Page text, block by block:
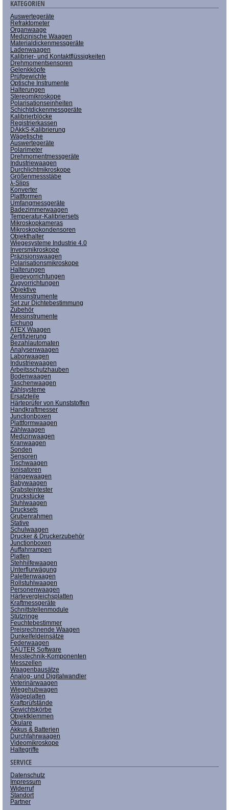
KATEGORIEN
Auswertegeräte
Refraktometer
Organwaage
Medizinische Waagen
Materialdickenmessgeräte
Ladenwaagen
Kalibrier- und Kontaktflüssigkeiten
Drehmomentsensoren
Gelenkköpfe
Prüfgewichte
Optische Instrumente
Halterungen
Stereomikroskope
Polarisationseinheiten
Schichtdickenmessgeräte
Kalibrierblöcke
Registrierkassen
DAkkS-Kalibrierung
Wägetische
Auswertegeräte
Polarimeter
Drehmomentmessgeräte
Industriewaagen
Durchlichtmikroskope
Größenmessstäbe
λ-Slips
Konverter
Plattformen
Umfangmessgeräte
Badezimmerwaagen
Temperatur-Kalibriersets
Mikroskopkameras
Mikroskopkondensoren
Objekthalter
Wiegesysteme Industrie 4.0
Inversmikroskope
Präzisionswaagen
Polarisationsmikroskope
Halterungen
Biegevorrichtungen
Zugvorrichtungen
Objektive
Messinstrumente
Set zur Dichtebestimmung
Zubehör
Messinstrumente
Eichung
ATEX Waagen
Zertifizierung
Bezahlautomaten
Analysenwaagen
Laborwaagen
Industriewaagen
Arbeitsschutzhauben
Bodenwaagen
Taschenwaagen
Zählsysteme
Ersatzteile
Härteprüfer von Kunststoffen
Handkraftmesser
Junctionboxen
Plattformwaagen
Zählwaagen
Medizinwaagen
Kranwaagen
Sonden
Sensoren
Tischwaagen
Ionisatoren
Hängewaagen
Babywaagen
Grabsteintester
Druckstücke
Stuhlwaagen
Drucksets
Grubenrahmen
Stative
Schulwaagen
Drucker & Druckerzubehör
Junctionboxen
Auffahrrampen
Platten
Stehhilfewaagen
Unterflurwägung
Palettenwaagen
Rollstuhlwaagen
Personenwaagen
Härtevergleichsplatten
Kraftmessgeräte
Schnittstellenmodule
Stützringe
Feuchtebestimmer
Preisrechnende Waagen
Dunkelfeldeinsätze
Federwaagen
SAUTER Software
Messtechnik-Komponenten
Messzellen
Waagenbausätze
Analog- und Digitalwandler
Veterinärwaagen
Wiegehubwagen
Wägeplatten
Kraftprüfstände
Gewichtskörbe
Objektklemmen
Okulare
Akkus & Batterien
Durchfahrwaagen
Videomikroskope
Haltegriffe
SERVICE
Datenschutz
Impressum
Widerruf
Standort
Partner